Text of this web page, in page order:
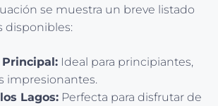
se muestra un breve listado
disponibles:
Principal: Ideal para principiantes,
impresionantes.
Lagos: Perfecta para disfrutar de